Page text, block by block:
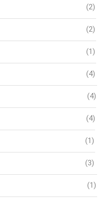
(2)
(2)
(1)
(4)
(4)
(4)
(1)
(3)
(1)